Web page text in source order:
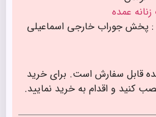
عمده
: پخش جوراب خارجی اسماعیلی
قابل سفارش است. برای خرید
کنید و اقدام به خرید نمایید.